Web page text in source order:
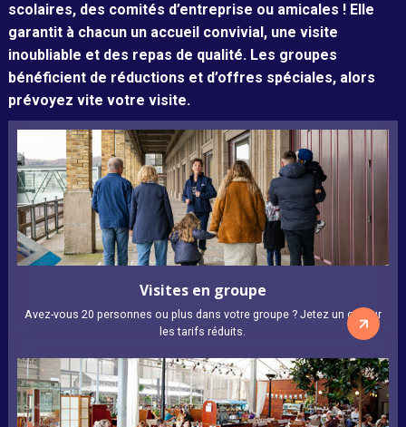
scolaires, des comités d’entreprise ou amicales ! Elle
garantit à chacun un accueil convivial, une visite
inoubliable et des repas de qualité. Les groupes
bénéficient de réductions et d’offres spéciales, alors
prévoyez vite votre visite.
Visites en groupe
Avez-vous 20 personnes ou plus dans votre groupe ? Jetez un œil sur
les tarifs réduits.